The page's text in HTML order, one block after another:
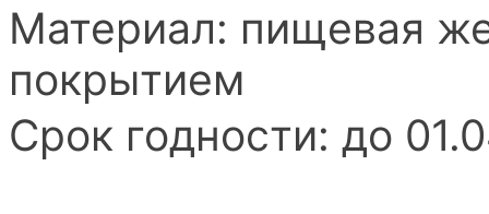
Материал: пищевая
покрытием
Срок годности: до